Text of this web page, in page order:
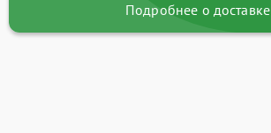
Подробнее о доставке